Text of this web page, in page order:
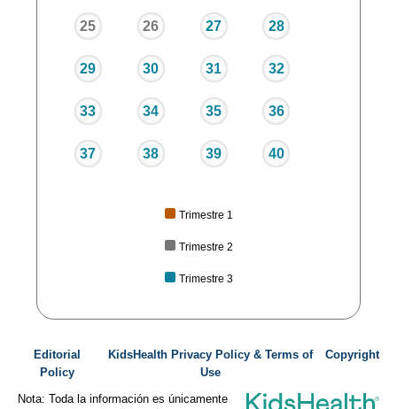
25 26 27 28
29 30 31 32
33 34 35 36
37 38 39 40
Trimestre 1
Trimestre 2
Trimestre 3
Editorial
Policy
KidsHealth Privacy Policy & Terms of
Use
Copyright
Nota: Toda la información es únicamente